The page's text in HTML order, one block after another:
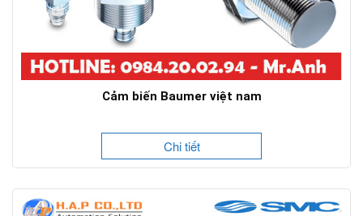
Cảm biến Baumer việt nam
Chi tiết